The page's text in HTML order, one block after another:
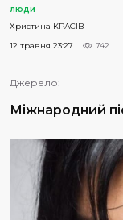
ЛЮДИ
Христина КРАСІВ
12 травня 23:27
742
Джерело:
Міжнародний